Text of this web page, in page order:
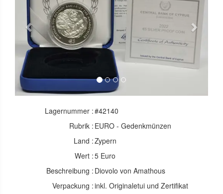
Previous Next
Lagernummer :#42140
Rubrik : EURO - Gedenkmünzen
Land :Zypern
Wert :5 Euro
Beschreibung : Diovolo von Amathous
Verpackung :inkl. Originaletui und Zertifikat